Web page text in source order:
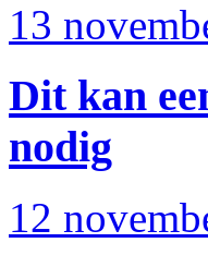
13
Dit kan
nodig
12